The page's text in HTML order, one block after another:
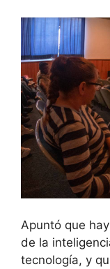
Apuntó que
de la
tecnología, y